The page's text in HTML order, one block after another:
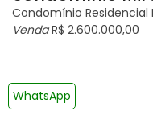
Condomínio
VendaR$ 2.600.000,00
WhatsApp